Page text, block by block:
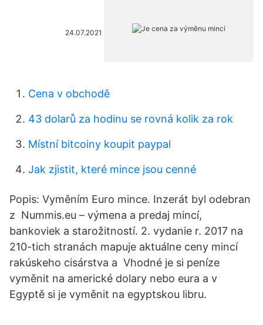
24.07.2021
Cena v obchodě
43 dolarů za hodinu se rovná kolik za rok
Místní bitcoiny koupit paypal
Jak zjistit, které mince jsou cenné
Popis: Vyměním Euro mince. Inzerát byl odebran
z Nummis.eu – výmena a predaj mincí,
bankoviek a starožitností. 2. vydanie r. 2017 na
210-tich stranách mapuje aktuálne ceny mincí
rakúskeho cisárstva a Vhodné je si peníze
vyměnit na americké dolary nebo eura a v
Egyptě si je vyměnit na egyptskou libru.